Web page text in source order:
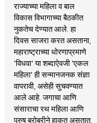
राज्याच्या महिला व बाल
विकास विभागाच्या बैठकीत
नुकतेच देण्यात आले. हा
दिवस साजरा करत असताना,
महाराष्ट्राच्या धोरणाप्रमाणे
'विधवा' या शब्दाऐवजी 'एकल
महिला' ही सन्मानजनक संज्ञा
वापरावी, असेही सुचवण्यात
आले आहे. जगाचा आणि
संसाराचा रथ महिला आणि
पुरुष बरोबरीने हाकत असतात.